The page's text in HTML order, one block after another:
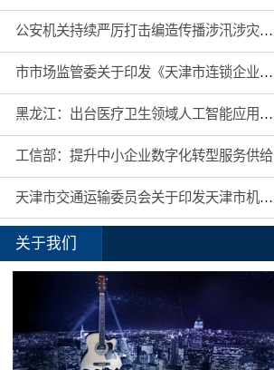
公安机关持续严厉打击编造传播涉汛涉灾网络谣言
市市场监管委关于印发《天津市连锁企业食品经营许可“先证后核”信用承诺审批实施办法》的通知
黑龙江：出台医疗卫生领域人工智能应用工作实施方案
工信部：提升中小企业数字化转型服务供给
天津市交通运输委员会关于印发天津市机动车驾驶员培训机构及教练员综合信用评价管理办法的通知
关于我们